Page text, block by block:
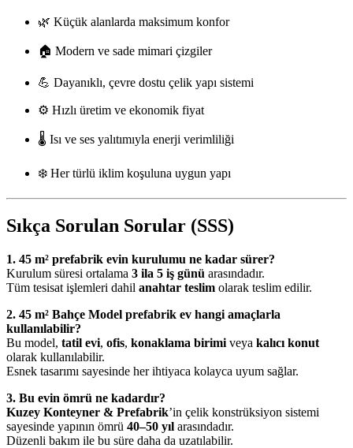
🌿 Küçük alanlarda maksimum konfor
🏠 Modern ve sade mimari çizgiler
💪 Dayanıklı, çevre dostu çelik yapı sistemi
⚙️ Hızlı üretim ve ekonomik fiyat
🌡️ Isı ve ses yalıtımıyla enerji verimliliği
❄️ Her türlü iklim koşuluna uygun yapı
Sıkça Sorulan Sorular (SSS)
1. 45 m² prefabrik evin kurulumu ne kadar sürer?
Kurulum süresi ortalama 3 ila 5 iş günü arasındadır.
Tüm tesisat işlemleri dahil anahtar teslim olarak teslim edilir.
2. 45 m² Bahçe Model prefabrik ev hangi amaçlarla
kullanılabilir?
Bu model, tatil evi, ofis, konaklama birimi veya kalıcı konut
olarak kullanılabilir.
Esnek tasarımı sayesinde her ihtiyaca kolayca uyum sağlar.
3. Bu evin ömrü ne kadardır?
Kuzey Konteyner & Prefabrik’in çelik konstrüksiyon sistemi
sayesinde yapının ömrü 40–50 yıl arasındadır.
Düzenli bakım ile bu süre daha da uzatılabilir.